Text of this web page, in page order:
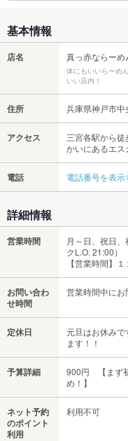
基本情報
店名 真っ赤ならー
体にもいいらーめ
いい店内！
住所 兵庫県神戸市
アクセス
三宮各駅から
かいにあるエス
電話 電話番号を表示
詳細情報
営業時間
月～日、祝日
クL.O. 21:00）
【営業時間】
お問い合わ
せ時間
営業時間中にお
定休日
元旦はお休み
ます！！
予算詳細
900円 【まず
め！】
ネット予約
のポイント
利用
利用不可